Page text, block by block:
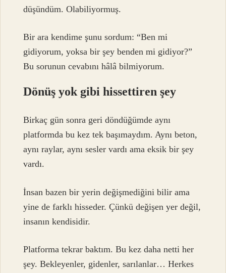
düşündüm. Olabiliyormuş.
Bir ara kendime şunu sordum: “Ben mi
gidiyorum, yoksa bir şey benden mi gidiyor?”
Bu sorunun cevabını hâlâ bilmiyorum.
Dönüş yok gibi hissettiren şey
Birkaç gün sonra geri döndüğümde aynı
platformda bu kez tek başımaydım. Aynı beton,
aynı raylar, aynı sesler vardı ama eksik bir şey
vardı.
İnsan bazen bir yerin değişmediğini bilir ama
yine de farklı hisseder. Çünkü değişen yer değil,
insanın kendisidir.
Platforma tekrar baktım. Bu kez daha netti her
şey. Bekleyenler, gidenler, sarılanlar… Herkes